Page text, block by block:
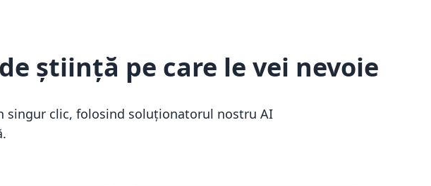
știință pe care le vei nevoie
clic, folosind soluționatorul nostru AI